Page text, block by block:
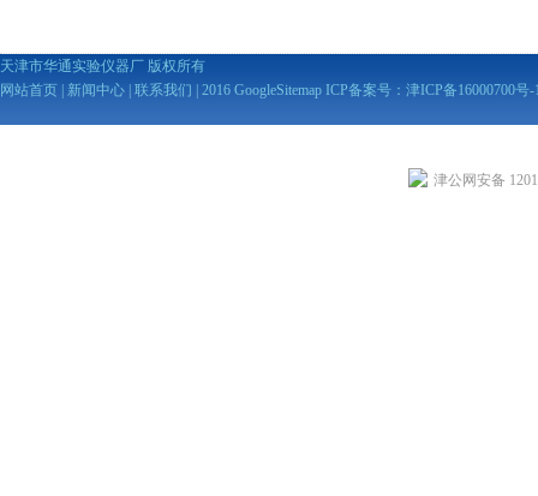
天津市华通实验仪器厂 版权所有
网站首页
新闻中心 联系我们 | 2016 GoogleSitemap ICP备案号： 津ICP备16000700号-
津公网安备